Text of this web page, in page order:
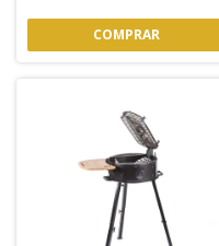
COMPRAR